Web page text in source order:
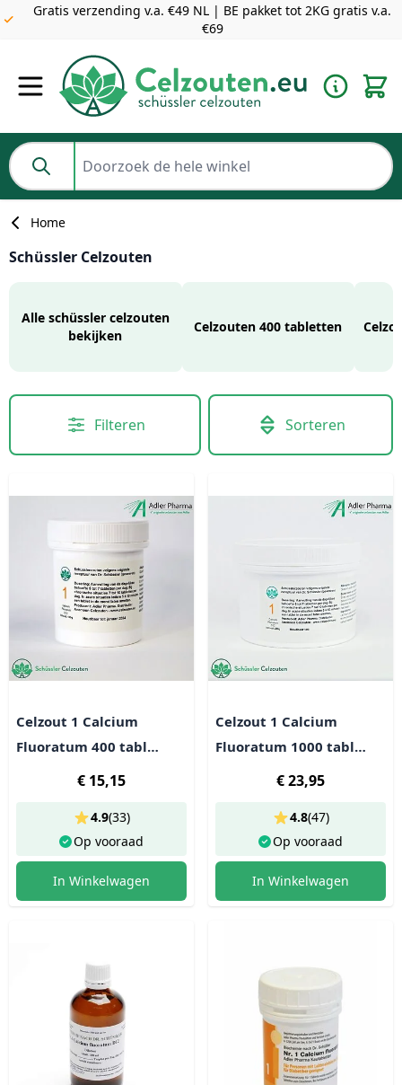
Gratis verzending v.a. €49 NL | BE pakket tot 2KG gratis v.a.
€69
Dé goedkoopste voor de beste kwaliteit Schüssler Celzouten
Doorzoek de hele winkel
Home
Schüssler Celzouten
Alle schüssler celzouten
bekijken
Celzouten 400 tabletten
Filteren Sorteren
Celzout 1 Calcium
Fluoratum 400 tabl
€ 15,15
Op vooraad
4.9(33)
In Winkelwagen
Celzout 1 Calcium
Fluoratum 1000 tabl
€ 23,95
Op vooraad
4.8(47)
In Winkelwagen